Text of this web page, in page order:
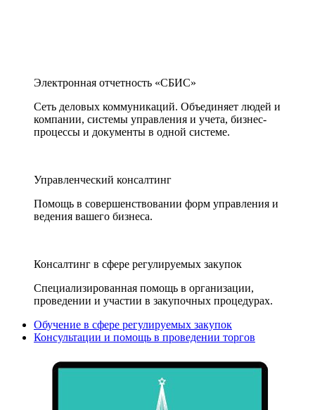
Электронная отчетность «СБИС»
Сеть деловых коммуникаций. Объединяет людей и
компании, системы управления и учета, бизнес-
процессы и документы в одной системе.
Управленческий консалтинг
Помощь в совершенствовании форм управления и
ведения вашего бизнеса.
Консалтинг в сфере регулируемых закупок
Специализированная помощь в организации,
проведении и участии в закупочных процедурах.
Обучение в сфере регулируемых закупок
Консультации и помощь в проведении торгов